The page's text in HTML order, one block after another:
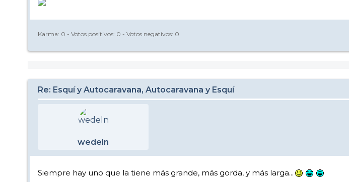
Karma: 0 - Votos positivos: 0 - Votos negativos: 0
Re: Esquí y Autocaravana, Autocaravana y Esquí
wedeln
Siempre hay uno que la tiene más grande, más gorda, y más larga...